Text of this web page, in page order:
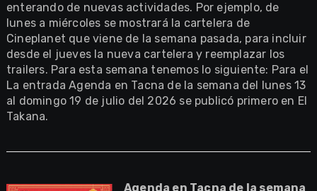
enterando de nuevas actividades. Por ejemplo, de
lunes a miércoles se mostrará la cartelera de
Cineplanet que viene de la semana pasada, para incluir
desde el jueves la nueva cartelera y reemplazar los
trailers. Para esta semana tenemos lo siguiente: Para el
La entrada Agenda en Tacna de la semana del lunes 13
al domingo 19 de julio del 2026 se publicó primero en El
Takana.
Agenda en Tacna de la semana